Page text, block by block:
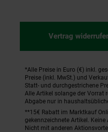
Vertrag
Fußnoten
*Alle Preise in Euro (€) inkl.
Preise (inkl. MwSt.) und
Statt- und durchgestrichene
Alle Artikel solange der Vorrat
Abgabe nur in
**15€ Rabatt im Marktkauf
gekennzeichnete Artikel.
Nicht mit anderen